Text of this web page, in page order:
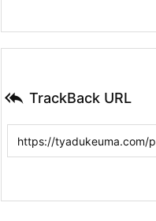
 TrackBack URL